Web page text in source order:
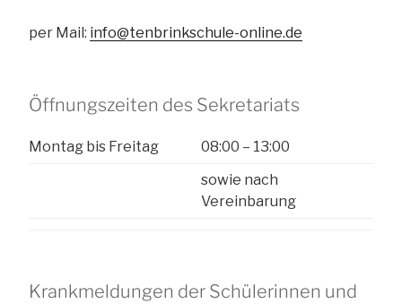
per Mail: info@tenbrinkschule-online.de
Öffnungszeiten des Sekretariats
Montag bis Freitag
08:00 – 13:00
sowie nach
Vereinbarung
Krankmeldungen der Schülerinnen und